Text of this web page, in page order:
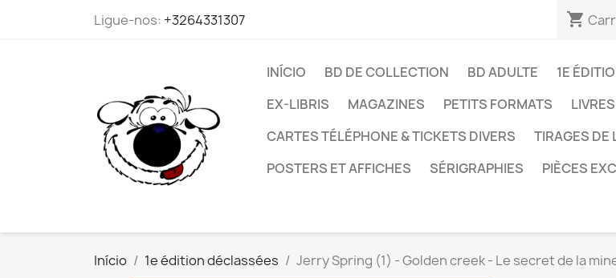
Ligue-nos: +3264331307 shopping_cart
INÍCIO BD DE COLLECTION BD ADULTE 1E
EX-LIBRIS
MAGAZINES PETITS FORMATS
CARTES TÉLÉPHONE & TICKETS DIVERS
TIRAGES DE
POSTERS ET AFFICHES
SÉRIGRAPHIES PIÈCES
Início 1e édition déclassées
Jerry Spring (1) - Golden creek - Le secret de la